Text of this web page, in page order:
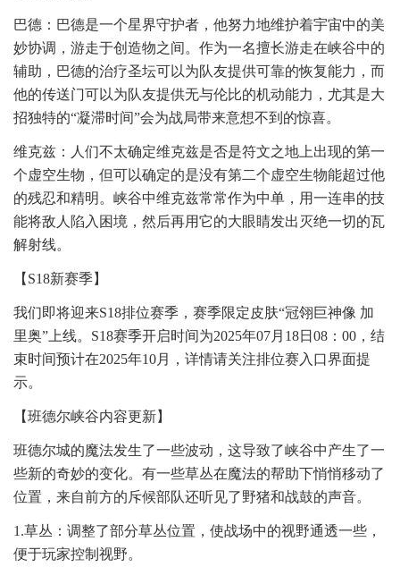
巴德：巴德是一个星界守护者，他努力地维护着宇宙中的美
妙协调，游走于创造物之间。作为一名擅长游走在峡谷中的
辅助，巴德的治疗圣坛可以为队友提供可靠的恢复能力，而
他的传送门可以为队友提供无与伦比的机动能力，尤其是大
招独特的“凝滞时间”会为战局带来意想不到的惊喜。
维克兹：人们不太确定维克兹是否是符文之地上出现的第一
个虚空生物，但可以确定的是没有第二个虚空生物能超过他
的残忍和精明。峡谷中维克兹常常作为中单，用一连串的技
能将敌人陷入困境，然后再用它的大眼睛发出灭绝一切的瓦
解射线。
【S18新赛季】
我们即将迎来S18排位赛季，赛季限定皮肤“冠翎巨神像 加
里奥”上线。S18赛季开启时间为2025年07月18日08：00，结
束时间预计在2025年10月，详情请关注排位赛入口界面提
示。
【班德尔峡谷内容更新】
班德尔城的魔法发生了一些波动，这导致了峡谷中产生了一
些新的奇妙的变化。有一些草丛在魔法的帮助下悄悄移动了
位置，来自前方的斥候部队还听见了野猪和战鼓的声音。
1.草丛：调整了部分草丛位置，使战场中的视野通透一些，
便于玩家控制视野。